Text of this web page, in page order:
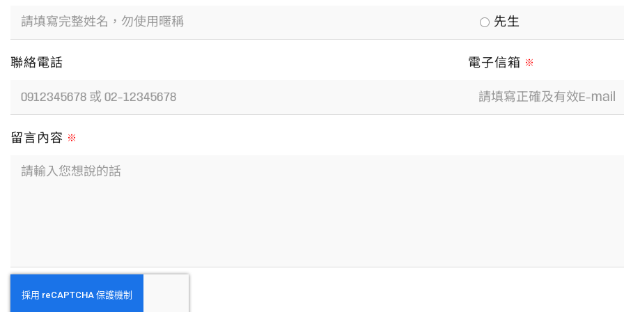
先生
聯絡電話 電子信箱 ※
留言內容 ※